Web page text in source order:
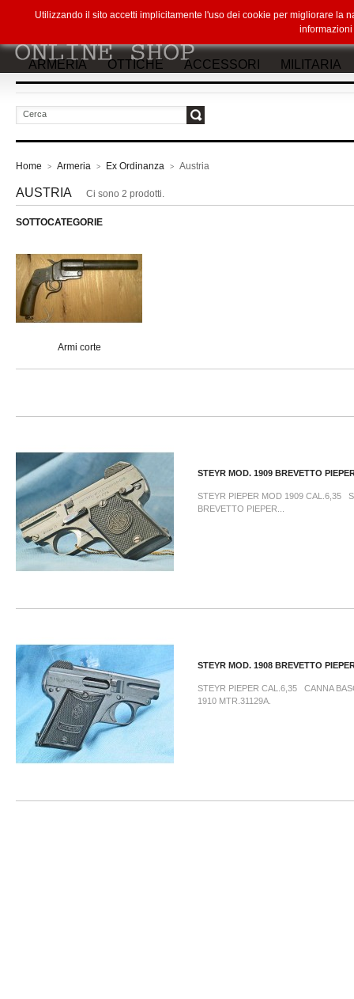
ARMERIA OTTICHE ACCESSORI MILITARIA
Home > Armeria > Ex Ordinanza > Austria
AUSTRIA Ci sono 2 prodotti.
SOTTOCATEGORIE
Armi corte
STEYR MOD. 1909 BREVETTO
STEYR PIEPER MOD 1909 CAL.6,35
BREVETTO PIEPER...
STEYR MOD. 1908 BREVETTO
STEYR PIEPER CAL.6,35 CANNA
1910 MTR.31129A.
Utilizzando il sito accetti implicitamente l'uso dei cookie per migliorare la
informazioni